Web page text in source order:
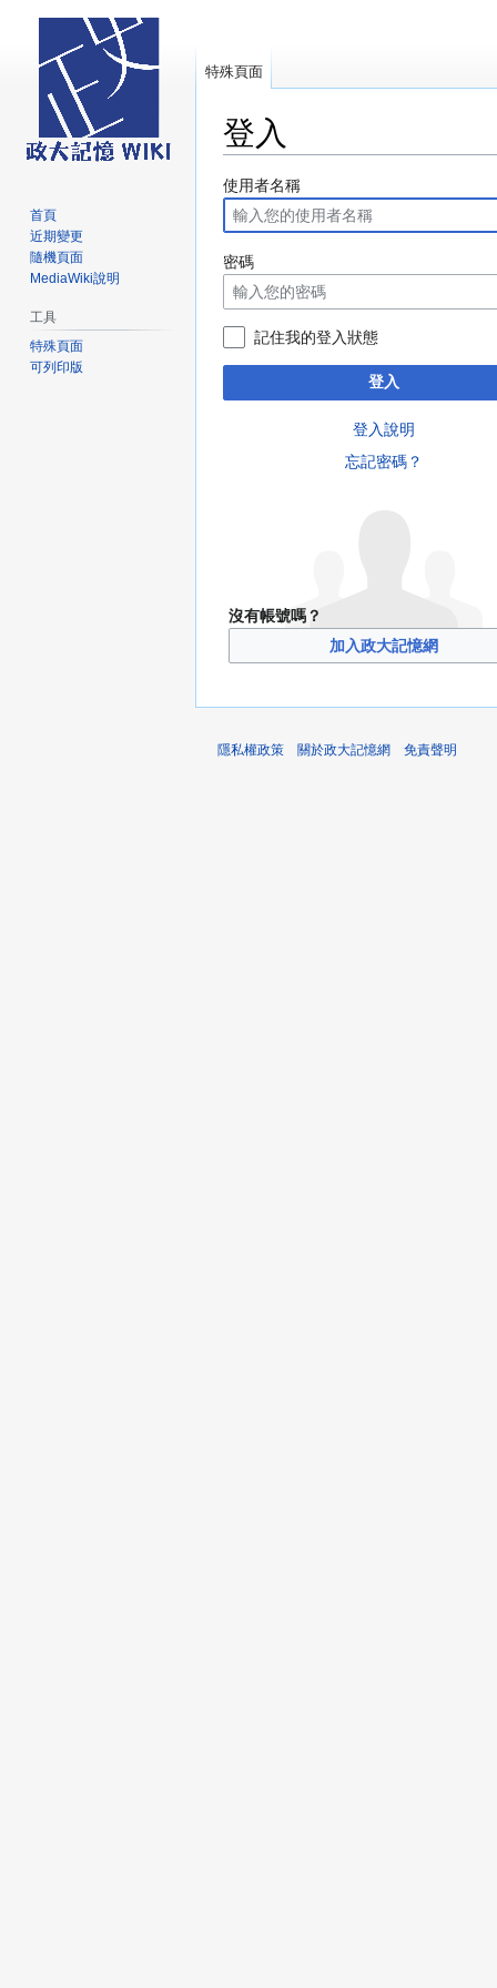
登入
跳
至
導
覽
跳
至
搜
尋
使用者名稱
密碼
記住我的登入狀態
登入
登入說明
忘記密碼？
沒有帳號嗎？
加入政大記憶網
特殊頁面
首頁
近期變更
隨機頁面
MediaWiki說明
工具
特殊頁面
可列印版
隱私權政策 關於政大記憶網 免責聲明